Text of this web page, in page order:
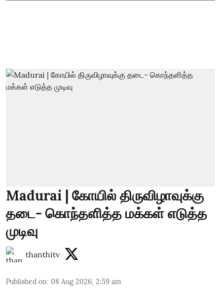
Madurai | கோயில் திருவிழாவுக்கு
தடை- கொந்தளித்த மக்கள் எடுத்த
முடிவு
thanthitv
Published on: 08 Aug 2026, 2:59 am